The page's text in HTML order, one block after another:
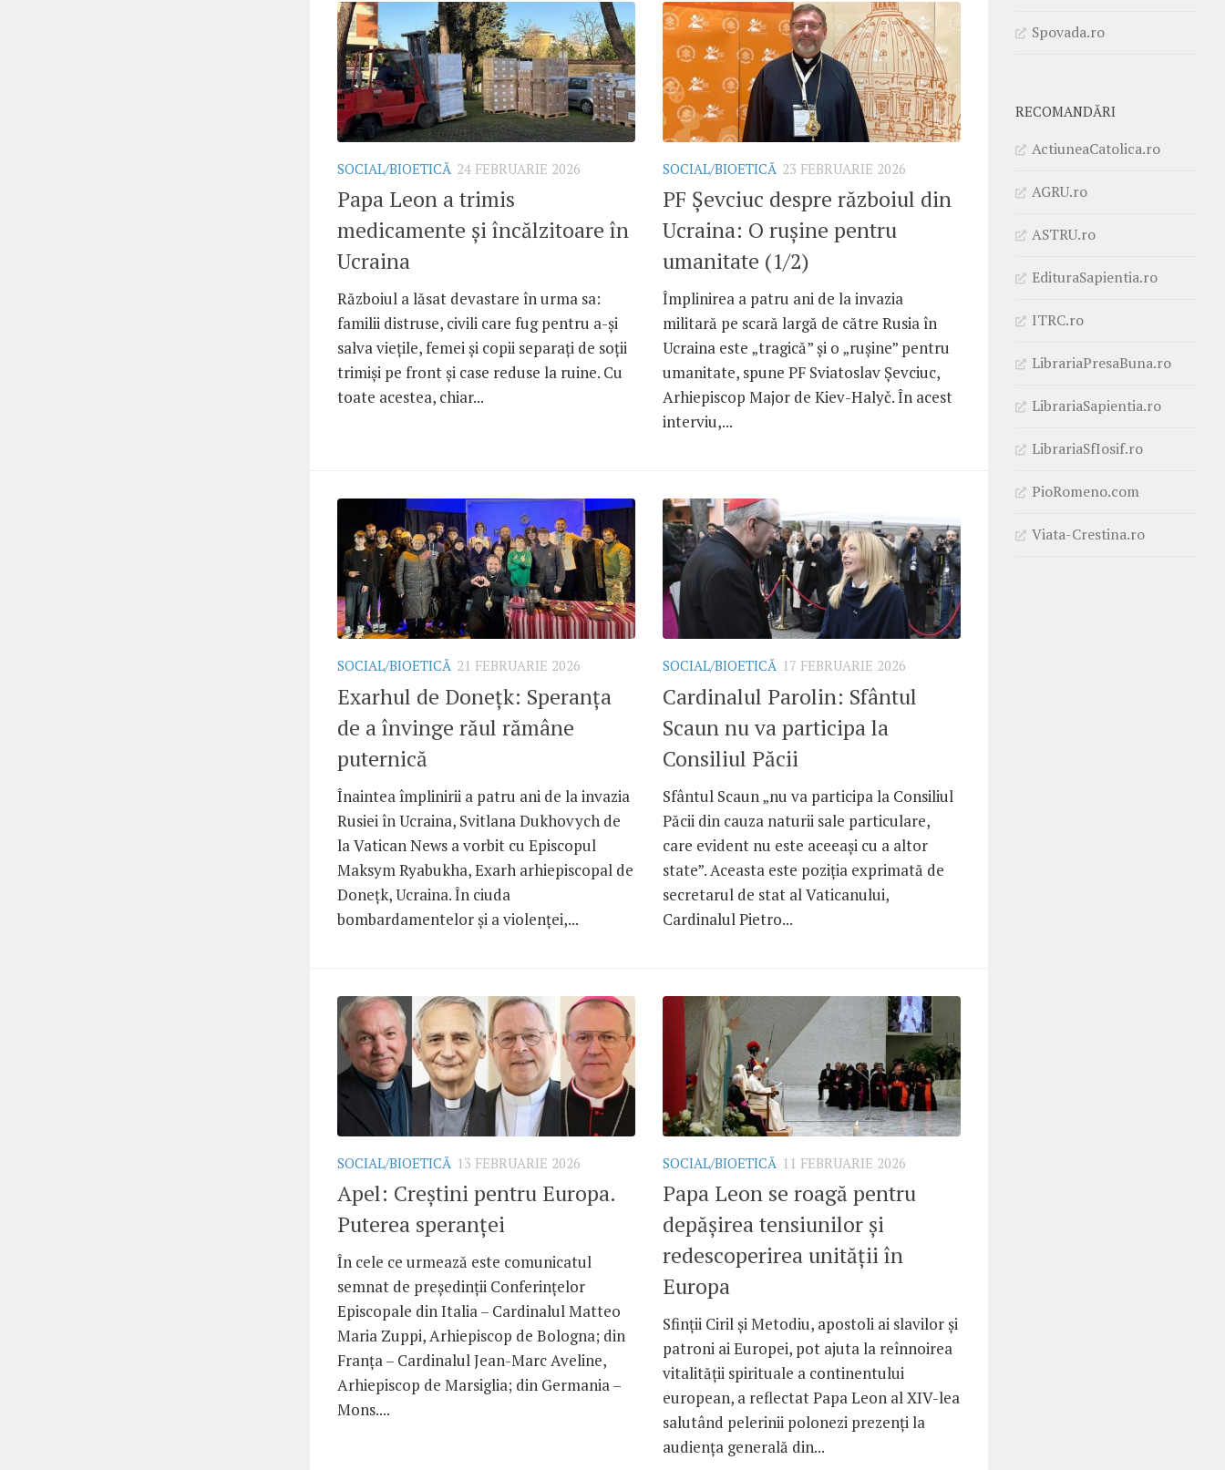
SOCIAL/BIOETICĂ 24 FEBRUARIE 2026
Papa Leon a trimis
medicamente și încălzitoare în
Ucraina
Războiul a lăsat devastare în urma sa:
familii distruse, civili care fug pentru a-și
salva viețile, femei și copii separați de soții
trimiși pe front și case reduse la ruine. Cu
toate acestea, chiar...
SOCIAL/BIOETICĂ 23 FEBRUARIE 2026
PF Șevciuc despre războiul din
Ucraina: O rușine pentru
umanitate (1/2)
Împlinirea a patru ani de la invazia
militară pe scară largă de către Rusia în
Ucraina este „tragică” și o „rușine” pentru
umanitate, spune PF Sviatoslav Șevciuc,
Arhiepiscop Major de Kiev-Halyč. În acest
interviu,...
SOCIAL/BIOETICĂ 21 FEBRUARIE 2026
Exarhul de Donețk: Speranța
de a învinge răul rămâne
puternică
Înaintea împlinirii a patru ani de la invazia
Rusiei în Ucraina, Svitlana Dukhovych de
la Vatican News a vorbit cu Episcopul
Maksym Ryabukha, Exarh arhiepiscopal de
Donețk, Ucraina. În ciuda
bombardamentelor și a violenței,...
SOCIAL/BIOETICĂ 17 FEBRUARIE 2026
Cardinalul Parolin: Sfântul
Scaun nu va participa la
Consiliul Păcii
Sfântul Scaun „nu va participa la Consiliul
Păcii din cauza naturii sale particulare,
care evident nu este aceeași cu a altor
state”. Aceasta este poziția exprimată de
secretarul de stat al Vaticanului,
Cardinalul Pietro...
SOCIAL/BIOETICĂ 13 FEBRUARIE 2026
Apel: Creștini pentru Europa.
Puterea speranței
În cele ce urmează este comunicatul
semnat de președinții Conferințelor
Episcopale din Italia – Cardinalul Matteo
Maria Zuppi, Arhiepiscop de Bologna; din
Franța – Cardinalul Jean-Marc Aveline,
Arhiepiscop de Marsiglia; din Germania –
Mons....
SOCIAL/BIOETICĂ 11 FEBRUARIE 2026
Papa Leon se roagă pentru
depășirea tensiunilor și
redescoperirea unității în
Europa
Sfinții Ciril și Metodiu, apostoli ai slavilor și
patroni ai Europei, pot ajuta la reînnoirea
vitalității spirituale a continentului
european, a reflectat Papa Leon al XIV-lea
salutând pelerinii polonezi prezenți la
audiența generală din...
Spovada.ro
RECOMANDĂRI
ActiuneaCatolica.ro
AGRU.ro
ASTRU.ro
EdituraSapientia.ro
ITRC.ro
LibrariaPresaBuna.ro
LibrariaSapientia.ro
LibrariaSfIosif.ro
PioRomeno.com
Viata-Crestina.ro